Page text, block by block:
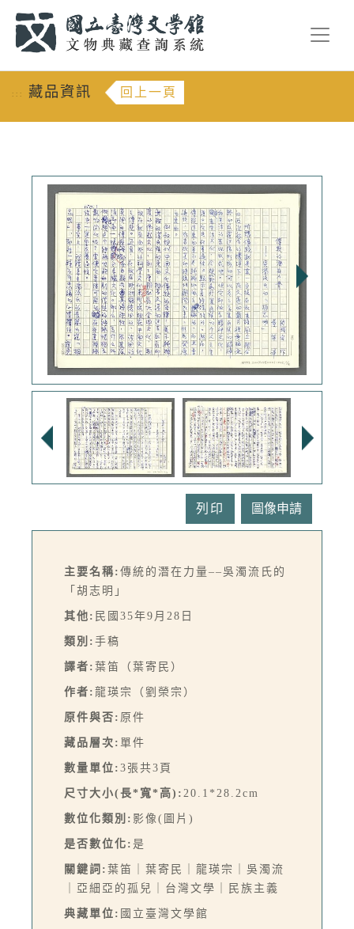
::: 藏品資訊 回上一頁
列印
主要名稱: 傳統的潛在力量––吳濁流氏的
「胡志明」
其他: 民國35年9月28日
類別: 手稿
譯者: 葉笛（葉寄民）
作者: 龍瑛宗（劉榮宗）
原件與否: 原件
藏品層次: 單件
數量單位: 3張共3頁
尺寸大小(長*寬*高): 20.1*28.2cm
數位化類別: 影像(圖片)
是否數位化: 是
關鍵詞: 葉笛｜葉寄民｜龍瑛宗｜吳濁流
｜亞細亞的孤兒｜台灣文學｜民族主義
典藏單位: 國立臺灣文學館